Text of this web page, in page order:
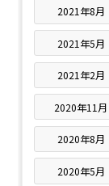
2021年8月
2021年5月
2021年2月
2020年11月
2020年8月
2020年5月